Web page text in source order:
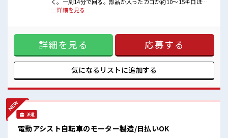
派手すぎなければ多少のヘアカラーもOKなのはウレシイPoint☆
ど。【取扱製品情報】自動車のボールジョイント ■お仕事PR
≪適度な残業でお給料UP≫ 残業は月20時間未満で、 ほどよ
く稼げます♪ ≪髪型自由≫ 基本的に髪色自由で明るすぎたり
奇抜でなければOKです！ (規定有)≪動きやすい制服アリ≫ 制
服があるので、 毎日の服装の悩み解消♪ ≪収入アップを目指
せる≫ 高時給だらけの派遣のお仕事です！ ■職場の雰囲気 派
手すぎなければ多少のヘアカラーもOKなのはウレシイ
りできるスペース完備！
…詳細を見る
詳細を見る 応募する
気になるリストに追加する
派遣
電動アシスト自転車のモーター製造/日払いOK